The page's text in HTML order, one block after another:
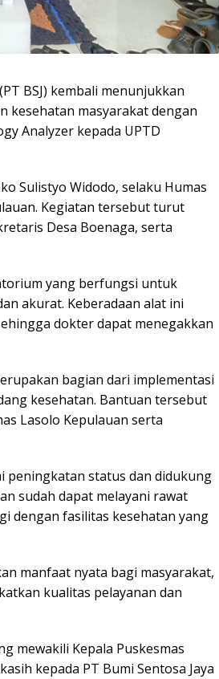
BSJ) kembali menunjukkan
kesehatan masyarakat dengan
Analyzer kepada UPTD
Sulistyo Widodo, selaku Humas
Kegiatan tersebut turut
Desa Boenaga, serta
yang berfungsi untuk
akurat. Keberadaan alat ini
dokter dapat menegakkan
bagian dari implementasi
kesehatan. Bantuan tersebut
Lasolo Kepulauan serta
peningkatan status dan didukung
sudah dapat melayani rawat
dengan fasilitas kesehatan yang
manfaat nyata bagi masyarakat,
kualitas pelayanan dan
mewakili Kepala Puskesmas
kepada PT Bumi Sentosa Jaya